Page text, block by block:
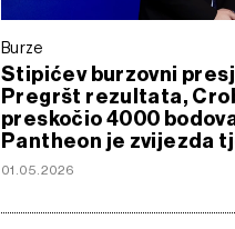
Burze
Stipićev burzovni
Pregršt rezultata,
preskočio 4000
Pantheon je zvijezda
01.05.2026